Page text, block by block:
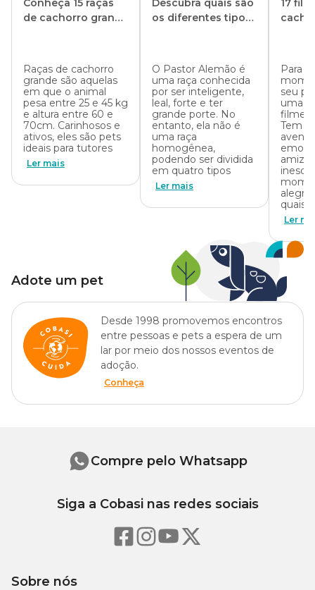
Conheça 15 raças
de cachorro grande
Raças de cachorro
grande são aquelas
em que o animal
pesa entre 25 e 45 kg
e altura entre 60 e
70cm. Carinhosos e
ativos, eles são pets
ideais para tutores
Ler mais
Descubra quais são
os diferentes tipos
O Pastor Alemão é
uma raça conhecida
por ser inteligente,
leal, forte e ter
grande porte. No
entanto, ela não é
uma raça
homogênea,
podendo ser dividida
em quatro tipos
Ler mais
17
Para
seu
uma
filmes
Tem
quais
Ler
Adote um pet
Desde 1998 promovemos encontros
entre pessoas e pets a espera de um
lar por meio dos nossos eventos de
adoção.
Conheça
Sobre nós
Compre pelo Whatsapp
Siga a Cobasi nas redes sociais